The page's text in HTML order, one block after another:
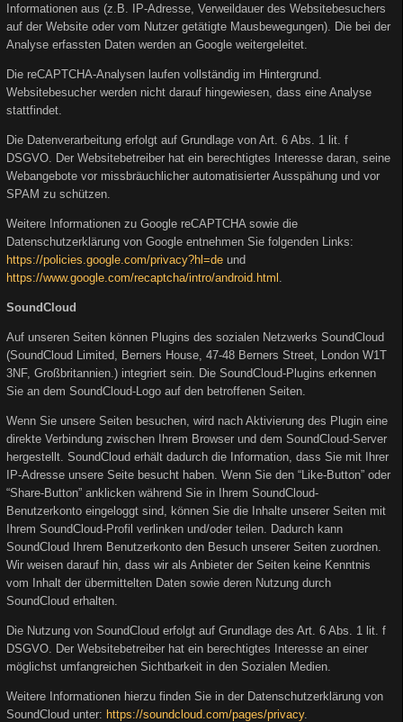
Informationen aus (z.B. IP-Adresse, Verweildauer des Websitebesuchers
auf der Website oder vom Nutzer getätigte Mausbewegungen). Die bei der
Analyse erfassten Daten werden an Google weitergeleitet.
Die reCAPTCHA-Analysen laufen vollständig im Hintergrund.
Websitebesucher werden nicht darauf hingewiesen, dass eine Analyse
stattfindet.
Die Datenverarbeitung erfolgt auf Grundlage von Art. 6 Abs. 1 lit. f
DSGVO. Der Websitebetreiber hat ein berechtigtes Interesse daran, seine
Webangebote vor missbräuchlicher automatisierter Ausspähung und vor
SPAM zu schützen.
Weitere Informationen zu Google reCAPTCHA sowie die
Datenschutzerklärung von Google entnehmen Sie folgenden Links:
https://policies.google.com/privacy?hl=de und
https://www.google.com/recaptcha/intro/android.html
SoundCloud
Auf unseren Seiten können Plugins des sozialen Netzwerks SoundCloud
(SoundCloud Limited, Berners House, 47-48 Berners Street, London W1T
3NF, Großbritannien.) integriert sein. Die SoundCloud-Plugins erkennen
Sie an dem SoundCloud-Logo auf den betroffenen Seiten.
Wenn Sie unsere Seiten besuchen, wird nach Aktivierung des Plugin eine
direkte Verbindung zwischen Ihrem Browser und dem SoundCloud-Server
hergestellt. SoundCloud erhält dadurch die Information, dass Sie mit Ihrer
IP-Adresse unsere Seite besucht haben. Wenn Sie den “Like-Button” oder
“Share-Button” anklicken während Sie in Ihrem SoundCloud-
Benutzerkonto eingeloggt sind, können Sie die Inhalte unserer Seiten mit
Ihrem SoundCloud-Profil verlinken und/oder teilen. Dadurch kann
SoundCloud Ihrem Benutzerkonto den Besuch unserer Seiten zuordnen.
Wir weisen darauf hin, dass wir als Anbieter der Seiten keine Kenntnis
vom Inhalt der übermittelten Daten sowie deren Nutzung durch
SoundCloud erhalten.
Die Nutzung von SoundCloud erfolgt auf Grundlage des Art. 6 Abs. 1 lit. f
DSGVO. Der Websitebetreiber hat ein berechtigtes Interesse an einer
möglichst umfangreichen Sichtbarkeit in den Sozialen Medien.
Weitere Informationen hierzu finden Sie in der Datenschutzerklärung von
SoundCloud unter: https://soundcloud.com/pages/privacy.